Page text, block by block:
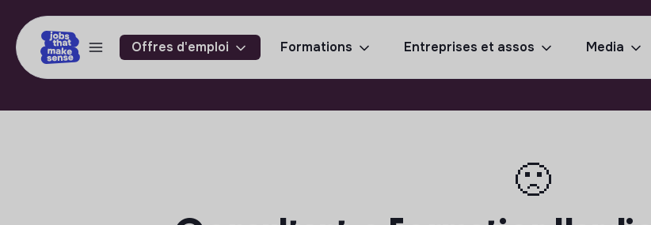
Offres d'emploi Formations Entreprises et assos Media
🙁